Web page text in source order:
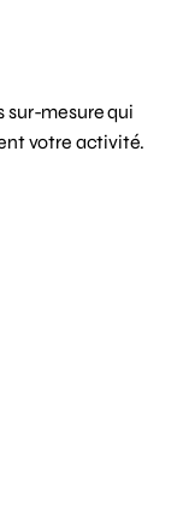
sur-mesure qui
votre activité.